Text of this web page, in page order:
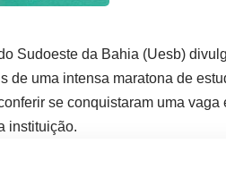
Sudoeste da Bahia (Uesb)
de uma intensa maratona de
se conquistaram uma vaga
instituição.